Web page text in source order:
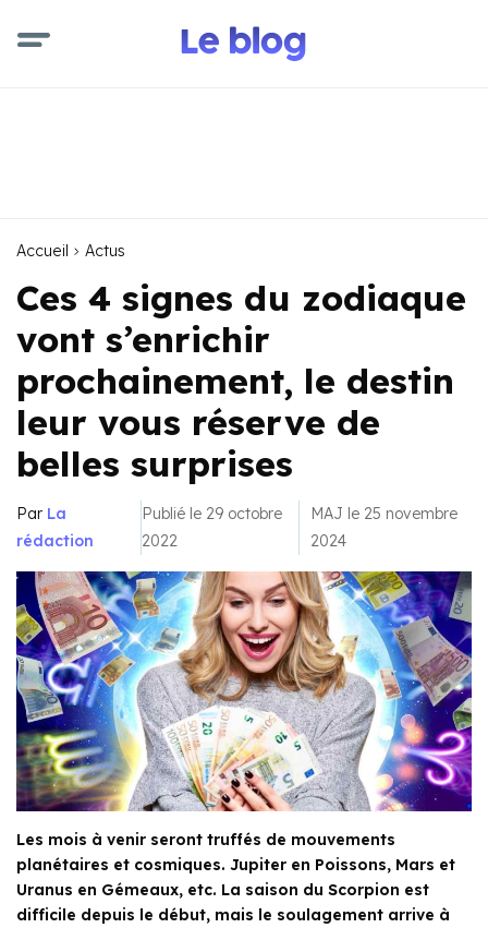
Accueil Actus
Ces 4 signes du zodiaque
vont s’enrichir
prochainement, le destin
leur vous réserve de
belles surprises
Par La
rédaction
Publié le 29 octobre
2022
MAJ le 25 novembre
2024
Les mois à venir seront truffés de mouvements
planétaires et cosmiques. Jupiter en Poissons, Mars et
Uranus en Gémeaux, etc. La saison du Scorpion est
difficile depuis le début, mais le soulagement arrive à